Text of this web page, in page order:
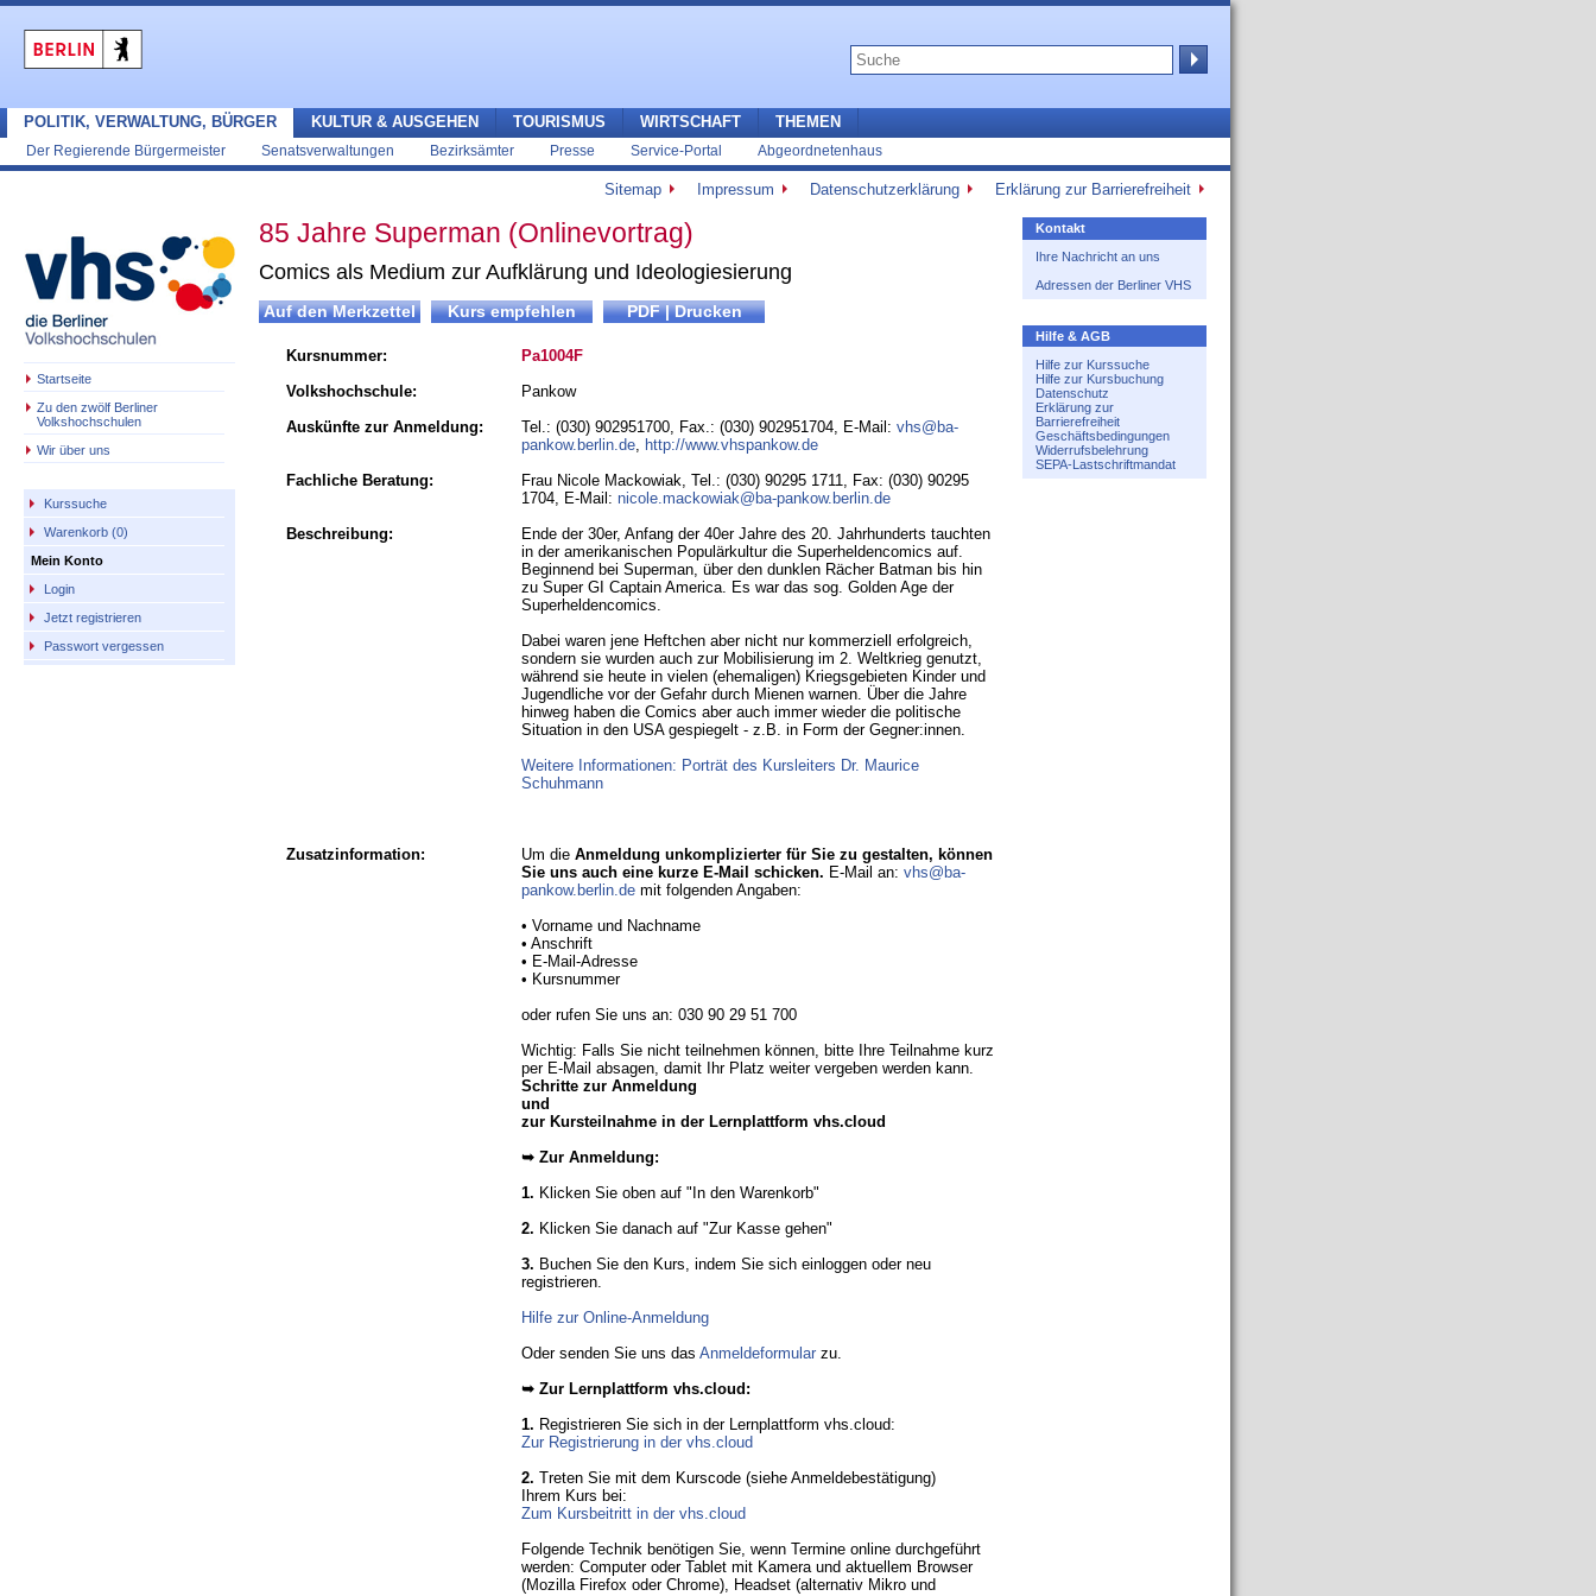
POLITIK, VERWALTUNG, BÜRGER
Der Regierende Bürgermeister Senatsverwaltungen Bezirksämter Presse Service-Portal Abgeordnetenhaus
KULTUR & AUSGEHEN TOURISMUS WIRTSCHAFT THEMEN
Sitemap Impressum Datenschutzerklärung Erklärung zur Barrierefreiheit
Startseite
Zu den zwölf Berliner
Volkshochschulen
Wir über uns
Kurssuche
Warenkorb (0)
Mein Konto
Login
Jetzt registrieren
Passwort vergessen
Kontakt
Ihre Nachricht an uns
Adressen der Berliner VHS
Hilfe & AGB
Hilfe zur Kurssuche
Hilfe zur Kursbuchung
Datenschutz
Erklärung zur
Barrierefreiheit
Geschäftsbedingungen
Widerrufsbelehrung
SEPA-Lastschriftmandat
85 Jahre Superman (Onlinevortrag)
Comics als Medium zur Aufklärung und Ideologiesierung
Kursnummer:
Pa1004F
Volkshochschule:
Pankow
Auskünfte zur Anmeldung:
Tel.: (030) 902951700, Fax.: (030) 902951704, E-Mail: vhs@ba-
pankow.berlin.de, http://www.vhspankow.de
Fachliche Beratung:
Frau Nicole Mackowiak, Tel.: (030) 90295 1711, Fax: (030) 90295
1704, E-Mail: nicole.mackowiak@ba-pankow.berlin.de
Beschreibung:
Ende der 30er, Anfang der 40er Jahre des 20. Jahrhunderts tauchten
in der amerikanischen Populärkultur die Superheldencomics auf.
Beginnend bei Superman, über den dunklen Rächer Batman bis hin
zu Super GI Captain America. Es war das sog. Golden Age der
Superheldencomics.
Dabei waren jene Heftchen aber nicht nur kommerziell erfolgreich,
sondern sie wurden auch zur Mobilisierung im 2. Weltkrieg genutzt,
während sie heute in vielen (ehemaligen) Kriegsgebieten Kinder und
Jugendliche vor der Gefahr durch Mienen warnen. Über die Jahre
hinweg haben die Comics aber auch immer wieder die politische
Situation in den USA gespiegelt - z.B. in Form der Gegner:innen.
Weitere Informationen: Porträt des Kursleiters Dr. Maurice
Schuhmann
Zusatzinformation: Um die Anmeldung unkomplizierter für Sie zu gestalten, können
Sie uns auch eine kurze E-Mail schicken. E-Mail an: vhs@ba-
pankow.berlin.de mit folgenden Angaben:
• Vorname und Nachname
• Anschrift
• E-Mail-Adresse
• Kursnummer
oder rufen Sie uns an: 030 90 29 51 700
Wichtig: Falls Sie nicht teilnehmen können, bitte Ihre Teilnahme kurz
per E-Mail absagen, damit Ihr Platz weiter vergeben werden kann.
Schritte zur Anmeldung
und
zur Kursteilnahme in der Lernplattform vhs.cloud
➥ Zur Anmeldung:
1. Klicken Sie oben auf "In den Warenkorb"
2. Klicken Sie danach auf "Zur Kasse gehen"
3. Buchen Sie den Kurs, indem Sie sich einloggen oder neu
registrieren.
Hilfe zur Online-Anmeldung
Oder senden Sie uns das Anmeldeformular zu.
➥ Zur Lernplattform vhs.cloud:
1. Registrieren Sie sich in der Lernplattform vhs.cloud:
Zur Registrierung in der vhs.cloud
2. Treten Sie mit dem Kurscode (siehe Anmeldebestätigung)
Ihrem Kurs bei:
Zum Kursbeitritt in der vhs.cloud
Folgende Technik benötigen Sie, wenn Termine online durchgeführt
werden: Computer oder Tablet mit Kamera und aktuellem Browser
(Mozilla Firefox oder Chrome), Headset (alternativ Mikro und